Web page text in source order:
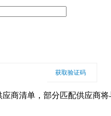
获取验证码
商清单，部分匹配供应商